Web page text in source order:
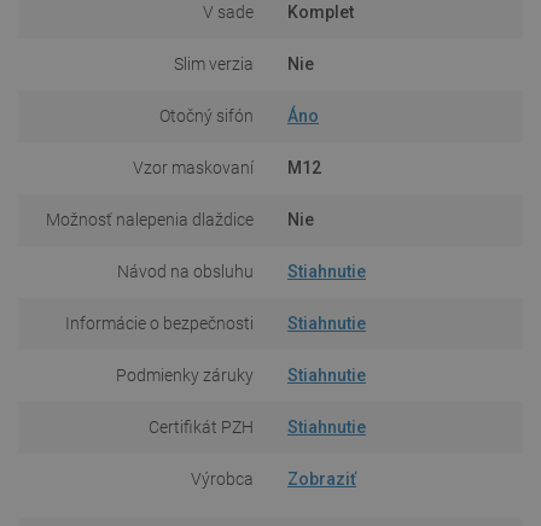
V sade Komplet
Slim verzia Nie
Otočný sifón Áno
Vzor maskovaní M12
Možnosť nalepenia dlaždice Nie
Návod na obsluhu Stiahnutie
Informácie o bezpečnosti Stiahnutie
Podmienky záruky Stiahnutie
Certifikát PZH Stiahnutie
Výrobca Zobraziť